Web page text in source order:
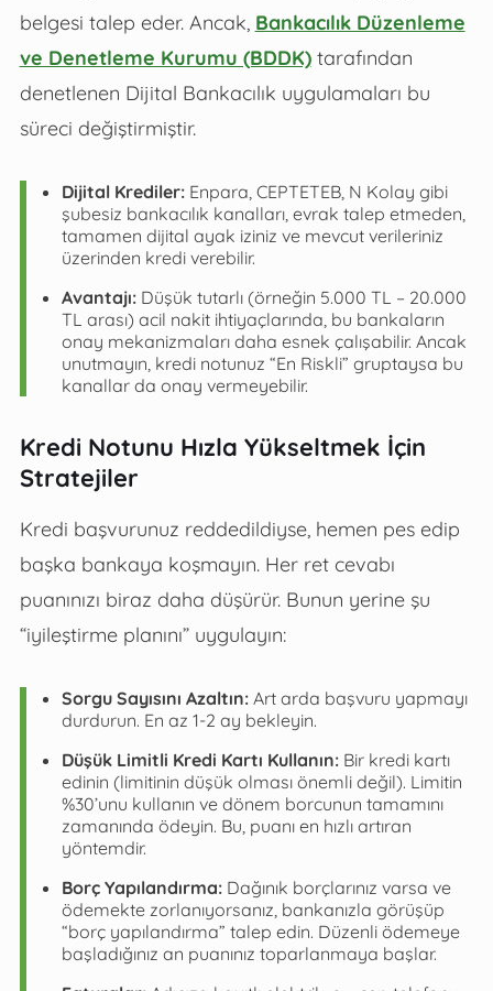
belgesi talep eder. Ancak, Bankacılık Düzenleme
ve Denetleme Kurumu (BDDK)tarafından
denetlenen Dijital Bankacılık uygulamaları bu
süreci değiştirmiştir.
Dijital Krediler:Enpara, CEPTETEB, N Kolay gibi
şubesiz bankacılık kanalları, evrak talep etmeden,
tamamen dijital ayak iziniz ve mevcut verileriniz
üzerinden kredi verebilir.
Avantajı:Düşük tutarlı (örneğin 5.000 TL – 20.000
TL arası) acil nakit ihtiyaçlarında, bu bankaların
onay mekanizmaları daha esnek çalışabilir. Ancak
unutmayın, kredi notunuz “En Riskli” gruptaysa bu
kanallar da onay vermeyebilir.
Kredi Notunu Hızla Yükseltmek İçin
Stratejiler
Kredi başvurunuz reddedildiyse, hemen pes edip
başka bankaya koşmayın. Her ret cevabı
puanınızı biraz daha düşürür. Bunun yerine şu
“iyileştirme planını” uygulayın:
Sorgu Sayısını Azaltın:Art arda başvuru yapmayı
durdurun. En az 1-2 ay bekleyin.
Düşük Limitli Kredi Kartı Kullanın:Bir kredi kartı
edinin (limitinin düşük olması önemli değil). Limitin
%30’unu kullanın ve dönem borcunun tamamını
zamanında ödeyin. Bu, puanı en hızlı artıran
yöntemdir.
Borç Yapılandırma:Dağınık borçlarınız varsa ve
ödemekte zorlanıyorsanız, bankanızla görüşüp
“borç yapılandırma” talep edin. Düzenli ödemeye
başladığınız an puanınız toparlanmaya başlar.